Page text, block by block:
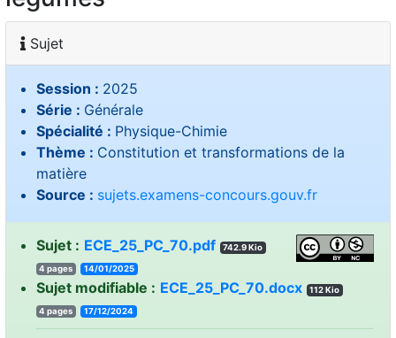
Sujet
Session : 2025
Série : Générale
Spécialité : Physique-Chimie
Thème : Constitution et transformations de la
matière
Source : sujets.examens-concours.gouv.fr
Sujet : ECE_25_PC_70.pdf 742.9 Kio
4 pages 14/01/2025
Sujet modifiable : ECE_25_PC_70.docx 112 Kio
4 pages 17/12/2024